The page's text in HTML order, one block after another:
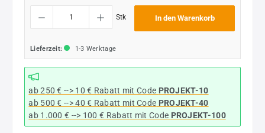
Produkt Anzahl: Gib den gewünschten Wert ein oder benutze die Schaltflächen um
Stk In den Warenkorb
Lieferzeit: 1-3 Werktage
ab 250 € --> 10 € Rabatt mit Code PROJEKT-10
ab 500 € --> 40 € Rabatt mit Code PROJEKT-40
ab 1.000 € --> 100 € Rabatt mit Code PROJEKT-100